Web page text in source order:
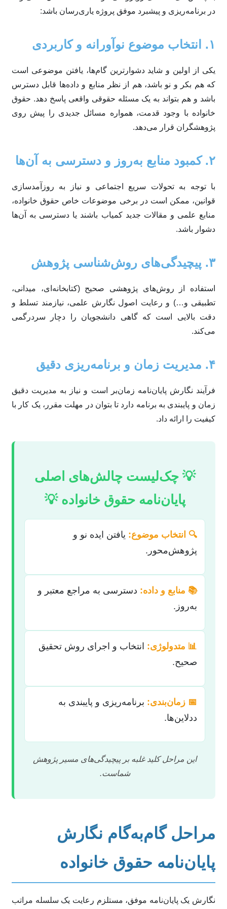
در برنامه‌ریزی و پیشبرد موفق پروژه یاری‌رسان باشد:
۱. انتخاب موضوع نوآورانه و کاربردی
یکی از اولین و شاید دشوارترین گام‌ها، یافتن موضوعی است
که هم بکر و نو باشد، هم از نظر منابع و داده‌ها قابل دسترس
باشد و هم بتواند به یک مسئله حقوقی واقعی پاسخ دهد. حقوق
خانواده با وجود قدمت، همواره مسائل جدیدی را پیش روی
پژوهشگران قرار می‌دهد.
۲. کمبود منابع به‌روز و دسترسی به آن‌ها
با توجه به تحولات سریع اجتماعی و نیاز به روزآمدسازی
قوانین، ممکن است در برخی موضوعات خاص حقوق خانواده،
منابع علمی و مقالات جدید کمیاب باشند یا دسترسی به آن‌ها
دشوار باشد.
۳. پیچیدگی‌های روش‌شناسی پژوهش
استفاده از روش‌های پژوهشی صحیح (کتابخانه‌ای، میدانی،
تطبیقی و…) و رعایت اصول نگارش علمی، نیازمند تسلط و
دقت بالایی است که گاهی دانشجویان را دچار سردرگمی
می‌کند.
۴. مدیریت زمان و برنامه‌ریزی دقیق
فرآیند نگارش پایان‌نامه زمان‌بر است و نیاز به مدیریت دقیق
زمان و پایبندی به برنامه دارد تا بتوان در مهلت مقرر، یک کار با
کیفیت را ارائه داد.
💡 چک‌لیست چالش‌های اصلی
پایان‌نامه حقوق خانواده 💡
🔍 انتخاب موضوع: یافتن ایده نو و
پژوهش‌محور.
📚 منابع و داده: دسترسی به مراجع معتبر و
به‌روز.
📊 متدولوژی: انتخاب و اجرای روش تحقیق
صحیح.
📅 زمان‌بندی: برنامه‌ریزی و پایبندی به
ددلاین‌ها.
این مراحل کلید غلبه بر پیچیدگی‌های مسیر پژوهش
شماست.
مراحل گام‌به‌گام نگارش
پایان‌نامه حقوق خانواده
نگارش یک پایان‌نامه موفق، مستلزم رعایت یک سلسله مراتب